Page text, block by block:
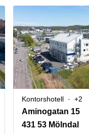
Kontorshotell +2
Aminogatan 15
431 53 Mölndal